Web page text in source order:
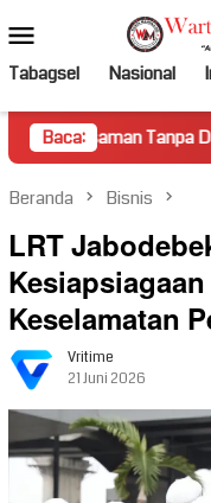
ke
kontenMobile
Tabagsel Nasional
Baca:
Tanpa Dasar Hukum
Beranda Bisnis
LRT
Keselamatan
Vritime
21 Juni 2026